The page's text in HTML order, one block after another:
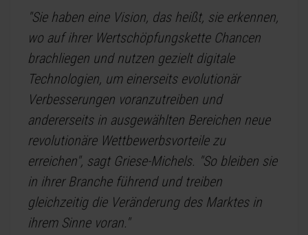
"Sie haben eine Vision, das heißt, sie erkennen,
wo auf ihrer Wertschöpfungskette Chancen
brachliegen und nutzen gezielt digitale
Technologien, um einerseits evolutionär
Verbesserungen voranzutreiben und
andererseits in ausgewählten Bereichen neue
revolutionäre Wettbewerbsvorteile zu
erreichen", sagt Griese-Michels. "So bleiben sie
in ihrer Branche führend und treiben
gleichzeitig die Veränderung des Marktes in
ihrem Sinne voran."